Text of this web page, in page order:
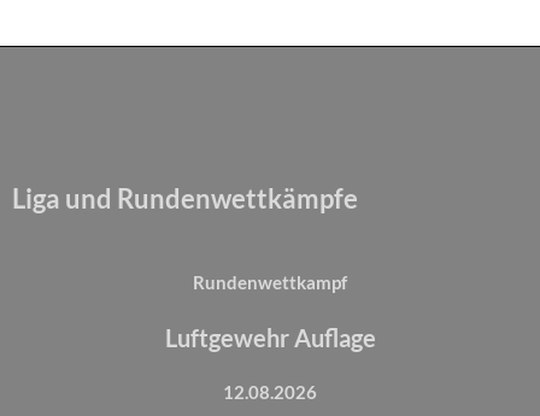
Liga und Rundenwettkämpfe
Rundenwettkampf
Luftgewehr Auflage
12.08.2026